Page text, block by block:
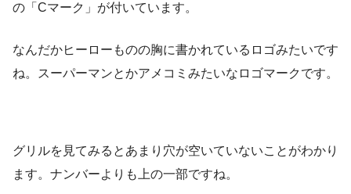
の「Cマーク」が付いています。
なんだかヒーローものの胸に書かれているロゴみたいです
ね。スーパーマンとかアメコミみたいなロゴマークです。
グリルを見てみるとあまり穴が空いていないことがわかり
ます。ナンバーよりも上の一部ですね。